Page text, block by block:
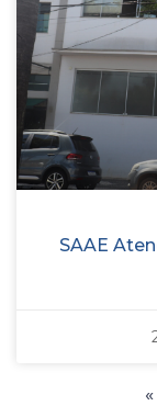
SAAE